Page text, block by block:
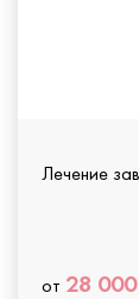
Лечение
от 28 000